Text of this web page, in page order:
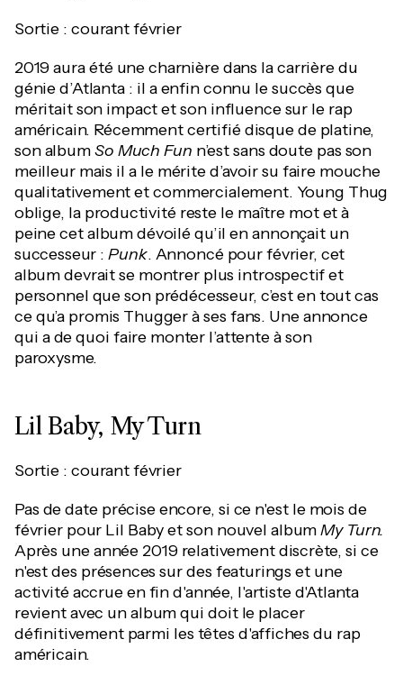
Sortie : courant février
2019 aura été une charnière dans la carrière du
génie d’Atlanta : il a enfin connu le succès que
méritait son impact et son influence sur le rap
américain. Récemment certifié disque de platine,
son albumSo Much Fun n’est sans doute pas son
meilleur mais il a le mérite d’avoir su faire mouche
qualitativement et commercialement. Young Thug
oblige, la productivité reste le maître mot et à
peine cet album dévoilé qu’il en annonçait un
successeur :Punk. Annoncé pour février, cet
album devrait se montrer plus introspectif et
personnel que son prédécesseur, c’est en tout cas
ce qu’a promis Thugger à ses fans. Une annonce
qui a de quoi faire monter l’attente à son
paroxysme.
Lil Baby, My Turn
Sortie : courant février
Pas de date précise encore, si ce n'est le mois de
février pour Lil Baby et son nouvel albumMy Turn.
Après une année 2019 relativement discrète, si ce
n'est des présences sur des featurings et une
activité accrue en fin d'année, l'artiste d'Atlanta
revient avec un album qui doit le placer
définitivement parmi les têtes d'affiches du rap
américain.